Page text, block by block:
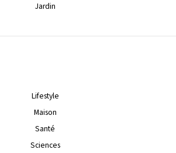
Jardin
Lifestyle
Maison
Santé
Sciences